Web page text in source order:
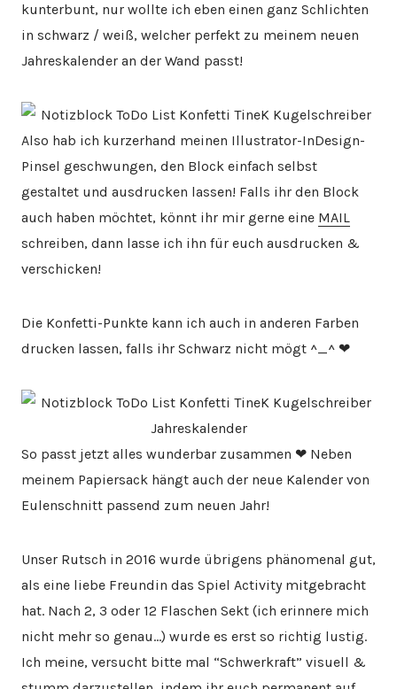
kunterbunt, nur wollte ich eben einen ganz Schlichten
in schwarz / weiß, welcher perfekt zu meinem neuen
Jahreskalender an der Wand passt!
Also hab ich kurzerhand meinen Illustrator-InDesign-
Pinsel geschwungen, den Block einfach selbst
gestaltet und ausdrucken lassen! Falls ihr den Block
auch haben möchtet, könnt ihr mir gerne eine MAIL
schreiben, dann lasse ich ihn für euch ausdrucken &
verschicken!
Die Konfetti-Punkte kann ich auch in anderen Farben
drucken lassen, falls ihr Schwarz nicht mögt ^_^ ❤
So passt jetzt alles wunderbar zusammen ❤ Neben
meinem Papiersack hängt auch der neue Kalender von
Eulenschnitt passend zum neuen Jahr!
Unser Rutsch in 2016 wurde übrigens phänomenal gut,
als eine liebe Freundin das Spiel Activity mitgebracht
hat. Nach 2, 3 oder 12 Flaschen Sekt (ich erinnere mich
nicht mehr so genau…) wurde es erst so richtig lustig.
Ich meine, versucht bitte mal “Schwerkraft” visuell &